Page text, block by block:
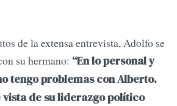
de la extensa entrevista, Adolfo se
su hermano: “En lo personal y
tengo problemas con Alberto.
vista de su liderazgo político